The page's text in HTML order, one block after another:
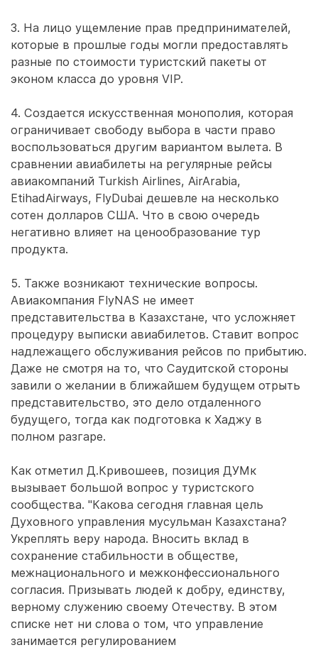
3. На лицо ущемление прав предпринимателей,
которые в прошлые годы могли предоставлять
разные по стоимости туристский пакеты от
эконом класса до уровня VIP.
4. Создается искусственная монополия, которая
ограничивает свободу выбора в части право
воспользоваться другим вариантом вылета. В
сравнении авиабилеты на регулярные рейсы
авиакомпаний Turkish Airlines, AirArabia,
EtihadAirways, FlyDubai дешевле на несколько
сотен долларов США. Что в свою очередь
негативно влияет на ценообразование тур
продукта.
5. Также возникают технические вопросы.
Авиакомпания FlyNAS не имеет
представительства в Казахстане, что усложняет
процедуру выписки авиабилетов. Ставит вопрос
надлежащего обслуживания рейсов по прибытию.
Даже не смотря на то, что Саудитской стороны
завили о желании в ближайшем будущем отрыть
представительство, это дело отдаленного
будущего, тогда как подготовка к Хаджу в
полном разгаре.
Как отметил Д.Кривошеев, позиция ДУМк
вызывает большой вопрос у туристского
сообщества. "Какова сегодня главная цель
Духовного управления мусульман Казахстана?
Укреплять веру народа. Вносить вклад в
сохранение стабильности в обществе,
межнационального и межконфессионального
согласия. Призывать людей к добру, единству,
верному служению своему Отечеству. В этом
списке нет ни слова о том, что управление
занимается регулированием